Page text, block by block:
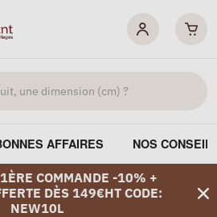
AFFAIRES NOS
COMMANDE -10% +
DÈS 149€HT CODE:
NEW10L